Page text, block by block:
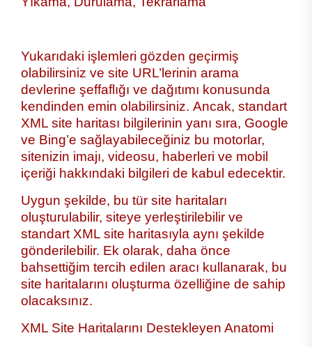
Yukarıdaki işlemleri gözden geçirmiş
olabilirsiniz ve site URL’lerinin arama
devlerine şeffaflığı ve dağıtımı konusunda
kendinden emin olabilirsiniz. Ancak, standart
XML site haritası bilgilerinin yanı sıra, Google
ve Bing’e sağlayabileceğiniz bu motorlar,
sitenizin imajı, videosu, haberleri ve mobil
içeriği hakkındaki bilgileri de kabul edecektir.
Uygun şekilde, bu tür site haritaları
oluşturulabilir, siteye yerleştirilebilir ve
standart XML site haritasıyla aynı şekilde
gönderilebilir. Ek olarak, daha önce
bahsettiğim tercih edilen aracı kullanarak, bu
site haritalarını oluşturma özelliğine de sahip
olacaksınız.
XML Site Haritalarını Destekleyen Anatomi